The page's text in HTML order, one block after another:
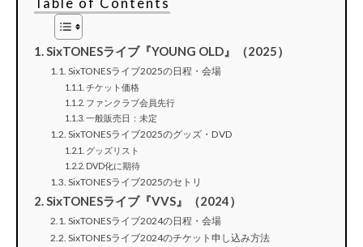
SixTONESライブ『YOUNG OLD』（2025）
SixTONESライブ2025の日程・会場
チケット価格
ファンクラブ会員先行
一般販売日：未定
SixTONESライブ2025のグッズ・DVD
グッズリスト
DVD化に期待
SixTONESライブ2025のセトリ
SixTONESライブ『VVS』（2024）
SixTONESライブ2024の日程・会場
SixTONESライブ2024のチケット申し込み方法